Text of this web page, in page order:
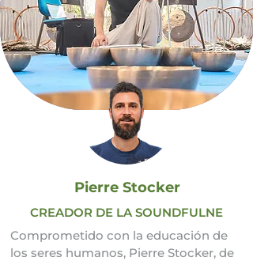
Pierre Stocker
CREADOR DE LA SOUNDFULNE
Comprometido con la educación de
los seres humanos, Pierre Stocker, de